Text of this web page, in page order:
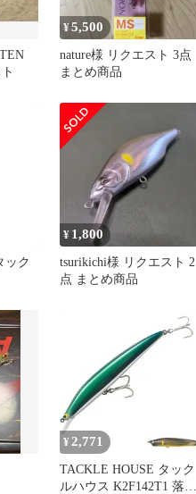
¥5,500
nature様 リクエスト 3点
まとめ商品
ック
¥ 1,800
tsurikichi様 リクエスト 2
点 まとめ商品
¥ 2,771
TACKLE HOUSE タック
ルハウス K2F142T1 落ち